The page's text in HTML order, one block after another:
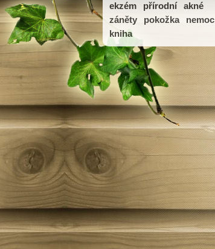
ekzém
přírodní
akné
záněty
pokožka
nemoc
kniha